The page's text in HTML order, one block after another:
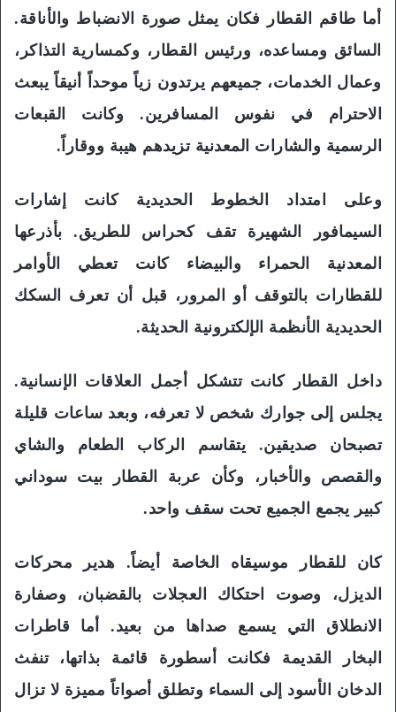
أما طاقم القطار فكان يمثل صورة الانضباط والأناقة.
السائق ومساعده، ورئيس القطار، وكمسارية التذاكر،
وعمال الخدمات، جميعهم يرتدون زياً موحداً أنيقاً يبعث
الاحترام في نفوس المسافرين. وكانت القبعات
الرسمية والشارات المعدنية تزيدهم هيبة ووقاراً.
وعلى امتداد الخطوط الحديدية كانت إشارات
السيمافور الشهيرة تقف كحراس للطريق. بأذرعها
المعدنية الحمراء والبيضاء كانت تعطي الأوامر
للقطارات بالتوقف أو المرور، قبل أن تعرف السكك
الحديدية الأنظمة الإلكترونية الحديثة.
داخل القطار كانت تتشكل أجمل العلاقات الإنسانية.
يجلس إلى جوارك شخص لا تعرفه، وبعد ساعات قليلة
تصبحان صديقين. يتقاسم الركاب الطعام والشاي
والقصص والأخبار، وكأن عربة القطار بيت سوداني
كبير يجمع الجميع تحت سقف واحد.
كان للقطار موسيقاه الخاصة أيضاً. هدير محركات
الديزل، وصوت احتكاك العجلات بالقضبان، وصفارة
الانطلاق التي يسمع صداها من بعيد. أما قاطرات
البخار القديمة فكانت أسطورة قائمة بذاتها، تنفث
الدخان الأسود إلى السماء وتطلق أصواتاً مميزة لا تزال